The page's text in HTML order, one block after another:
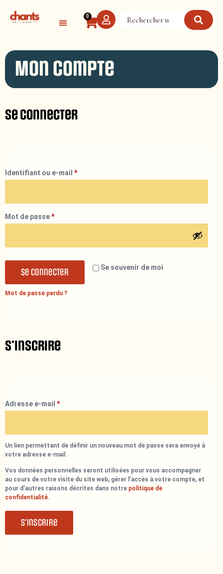
0
Mon compte
Se connecter
Identifiant ou e-mail *
Mot de passe*
Se souvenir de moi
Se connecter
Mot de passe perdu ?
S’inscrire
Adresse e-mail *
Un lien permettant de définir un nouveau mot de passe sera envoyé à
votre adresse e-mail.
Vos données personnelles seront utilisées pour vous accompagner
au cours de votre visite du site web, gérer l’accès à votre compte, et
pour d’autres raisons décrites dans notre politique de
confidentialité.
S’inscrire